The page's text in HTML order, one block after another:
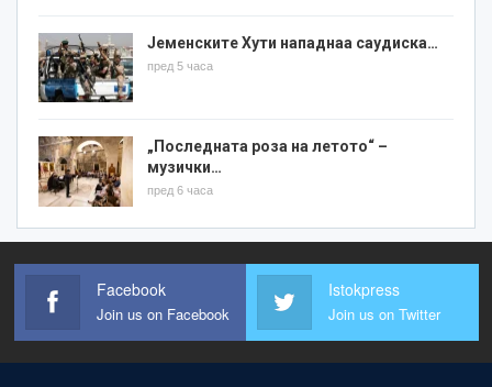
Јеменските Хути нападнаа саудиска…
пред 5 часа
„Последната роза на летото“ –
музички…
пред 6 часа
Facebook
Join us on Facebook
Istokpress
Join us on Twitter